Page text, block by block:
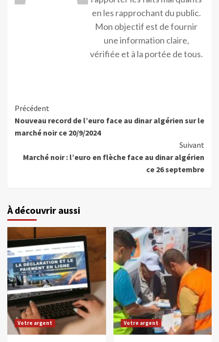
en les rapprochant du public.
Mon objectif est de fournir
une information claire,
vérifiée et à la portée de tous.
Précédent
Nouveau record de l’euro face au dinar algérien sur le
marché noir ce 20/9/2024
Suivant
Marché noir : l’euro en flèche face au dinar algérien
ce 26 septembre
À découvrir aussi
Votre argent Votre argent